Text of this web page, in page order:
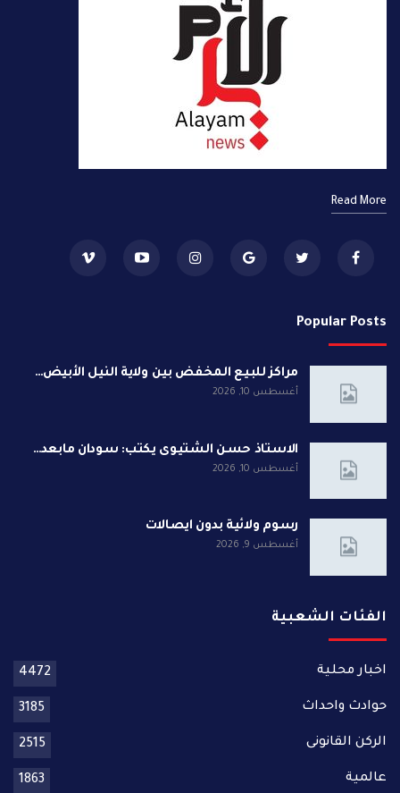
Read More
Popular Posts
مراكز للبيع المخفض بين ولاية النيل الأبيض…
أغسطس 10, 2026
الاستاذ حسن الشتيوى يكتب: سودان مابعد…
أغسطس 10, 2026
رسوم ولائية بدون ايصالات
أغسطس 9, 2026
الفئات الشعبية
اخبار محلية 4472
حوادث واحداث 3185
الركن القانونى 2515
عالمية 1863